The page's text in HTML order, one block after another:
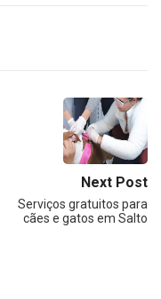
Next Post
Serviços gratuitos para
cães e gatos em Salto